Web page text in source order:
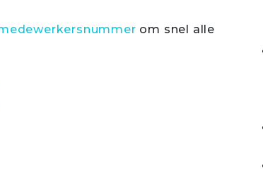
om snel alle